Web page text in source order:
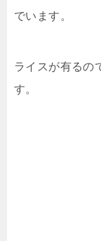
でいます。
ライスが有るの
す。